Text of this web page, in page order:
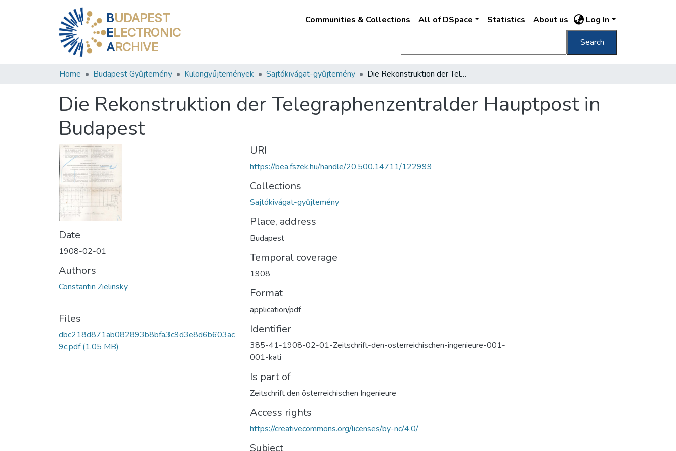
BUDAPEST
ELECTRONIC
ARCHIVE
Communities & Collections All of DSpace Statistics About us Log In
Search
Home Budapest Gyűjtemény Különgyűjtemények Sajtókivágat-gyűjtemény Die Rekonstruktion der Telegraphenzentralder Hauptpost in Budapest
Die Rekonstruktion der Telegraphenzentralder Hauptpost in
Budapest
Date
1908-02-01
Authors
Constantin Zielinsky
Files
dbc218d871ab082893b8bfa3c9d3e8d6b603ac
9c.pdf(1.05 MB)
URI
https://bea.fszek.hu/handle/20.500.14711/122999
Collections
Sajtókivágat-gyűjtemény
Place, address
Budapest
Temporal coverage
1908
Format
application/pdf
Identifier
385-41-1908-02-01-Zeitschrift-den-osterreichischen-ingenieure-001-
001-kati
Is part of
Zeitschrift den österreichischen Ingenieure
Access rights
https://creativecommons.org/licenses/by-nc/4.0/
Subject